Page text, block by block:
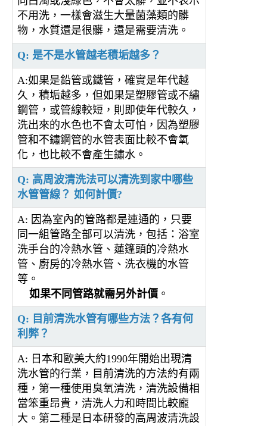
不用洗，一樣會滋生大量菌藻類的髒
物，水質還是很髒，還是需要清洗。
Q: 是不是水管越老積垢越多？
A:如果是鉛管或鐵管，確實是年代越
久，積垢越多，但如果是塑膠管或不繡
鋼管，或管線較短，則即使年代較久，
洗出來的水色也不會太可怕，因為塑膠
管和不鏽鋼管的水管表面比較不會氧
化，也比較不會產生鏽水。
Q: 高周波清洗法可以清洗到家中哪些
水管管線？ 如何計價?
A: 因為室內的管路都是連通的，只要
同一組管路全部可以清洗，包括：浴室
洗手台的冷熱水管、蓮篷頭的冷熱水
管、廚房的冷熱水管、洗衣機的水管
等。
如果不同管路就需另外計價 。
Q: 目前清洗水管有哪些方法？各有何
利弊？
A: 日本和歐美大約1990年開始出現清
洗水管的行業，目前清洗的方法約有兩
種，第一種使用臭氧清洗，清洗設備相
當笨重昂貴，清洗人力和時間比較龐
大。第二種是日本研發的高周波清洗設